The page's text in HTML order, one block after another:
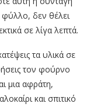
φύλλο, δεν θέλει
σε λίγα λεπτά.
τα υλικά σε
τον φούρνο
μια αφράτη,
και σπιτικό